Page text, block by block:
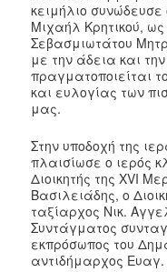
κειμήλιο
Μιχαήλ Κρητικού,
Σεβασμιωτάτου
με την άδεια και
πραγματοποιείται
και ευλογίας των
μας.
Στην υποδοχή της
πλαισίωσε ο ιερός
Διοικητής της XVI
Βασιλειάδης, ο
ταξίαρχος Νικ.
Συντάγματος
εκπρόσωπος του
αντιδήμαρχος